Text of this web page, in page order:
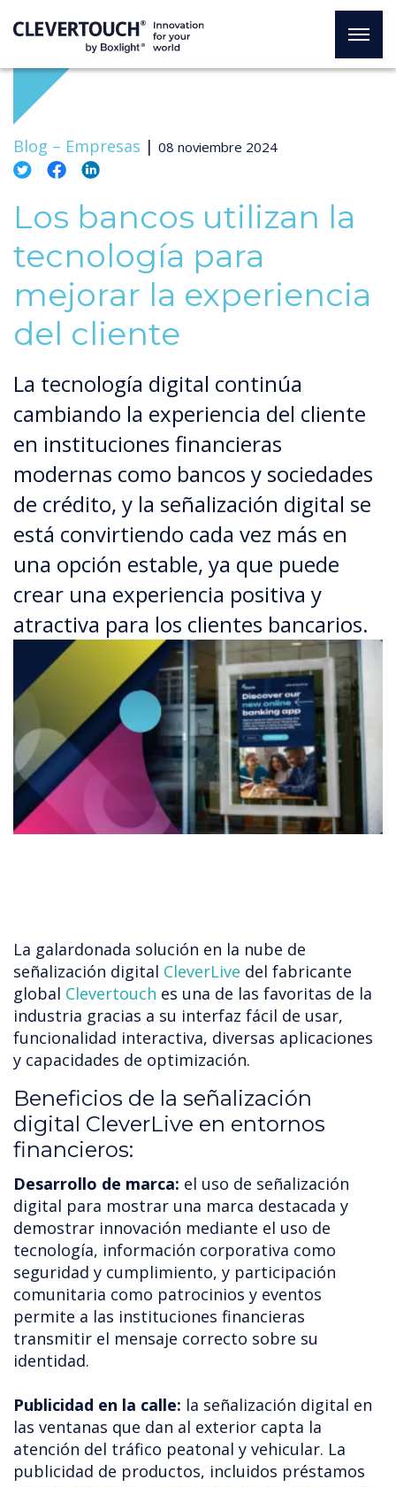
Blog – Empresas | 08 noviembre 2024
Los bancos utilizan la
tecnología para
mejorar la experiencia
del cliente
La tecnología digital continúa
cambiando la experiencia del cliente
en instituciones financieras
modernas como bancos y sociedades
de crédito, y la señalización digital se
está convirtiendo cada vez más en
una opción estable, ya que puede
crear una experiencia positiva y
atractiva para los clientes bancarios.
La galardonada solución en la nube de
señalización digital CleverLive del fabricante
global Clevertouch es una de las favoritas de la
industria gracias a su interfaz fácil de usar,
funcionalidad interactiva, diversas aplicaciones
y capacidades de optimización.
Beneficios de la señalización
digital CleverLive en entornos
financieros:
Desarrollo de marca: el uso de señalización
digital para mostrar una marca destacada y
demostrar innovación mediante el uso de
tecnología, información corporativa como
seguridad y cumplimiento, y participación
comunitaria como patrocinios y eventos
permite a las instituciones financieras
transmitir el mensaje correcto sobre su
identidad.
Publicidad en la calle: la señalización digital en
las ventanas que dan al exterior capta la
atención del tráfico peatonal y vehicular. La
publicidad de productos, incluidos préstamos